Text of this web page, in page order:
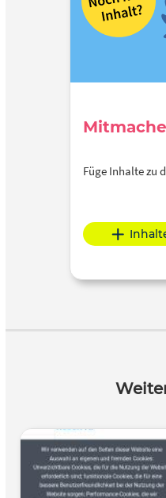
Planung digitaler Lehre
Füge Inhalte zu